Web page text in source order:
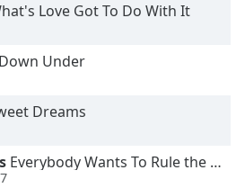
Love Got To Do With It
Down Under
Dreams
Everybody Wants To Rule the World